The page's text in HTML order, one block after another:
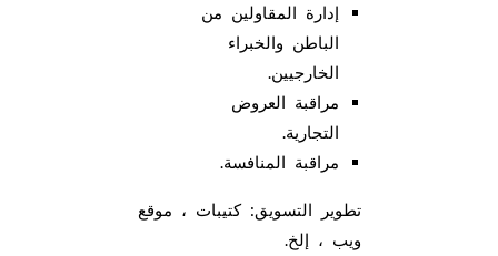
إدارة المقاولين من
الباطن والخبراء
الخارجيين.
مراقبة العروض
التجارية.
مراقبة المنافسة.
تطوير التسويق: كتيبات ، موقع
ويب ، إلخ.